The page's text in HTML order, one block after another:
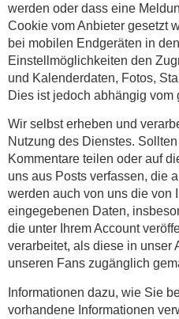
werden oder dass eine
Cookie vom Anbieter gesetzt
bei mobilen Endgeräten in
Einstellmöglichkeiten den
und Kalenderdaten, Fotos,
Dies ist jedoch abhängig vom
Wir selbst erheben und
Nutzung des Dienstes.
Kommentare teilen oder auf
uns aus Posts verfassen, die
werden auch von uns die von
eingegebenen Daten,
die unter Ihrem Account
verarbeitet, als diese in unser
unseren Fans zugänglich
Informationen dazu, wie Sie
vorhandene Informationen